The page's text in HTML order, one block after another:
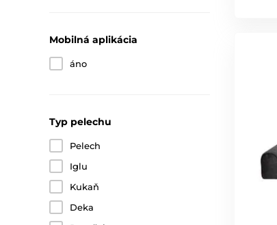
Mobilná aplikácia
áno
Typ pelechu
Pelech
Iglu
Kukaň
Deka